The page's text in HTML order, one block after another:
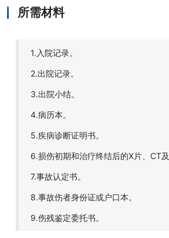
所需材料
1.入院记录。
2.出院记录。
3.出院小结。
4.病历本。
5.疾病诊断证明书。
6.损伤初期和治疗终结后的X片、CT及
7.事故认定书。
8.事故伤者身份证或户口本。
9.伤残鉴定委托书。